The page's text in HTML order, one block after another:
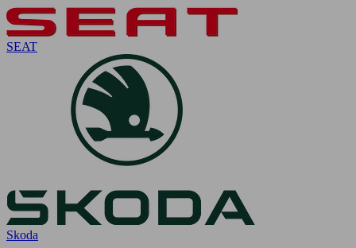
SEAT
Skoda